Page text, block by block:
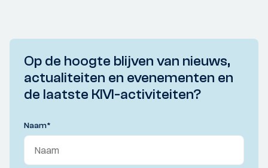
Op de hoogte blijven van nieuws,
actualiteiten en evenementen en
de laatste KIVI-activiteiten?
Naam*